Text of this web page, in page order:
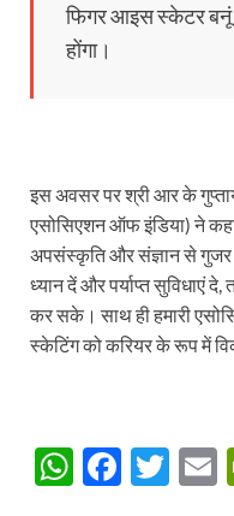
फिगर आइस स्केटर बनूं।
होंगा।
इस अवसर पर श्री आर के
एसोसिएशन ऑफ इंडिया) ने
अपसंस्कृति और संज्ञान से गुजर
ध्यान दें और पर्याप्त सुविधाएं
कर सके। साथ ही हमारी
स्केटिंग को करियर के रूप में
W F
T